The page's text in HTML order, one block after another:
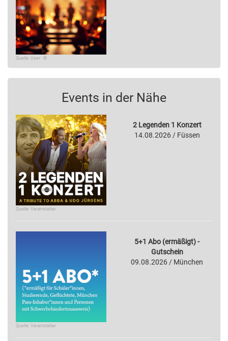
Quelle: User · ©
Events in der Nähe
Quelle: Veranstalter
2 Legenden 1 Konzert
14.08.2026 / Füssen
Quelle: Veranstalter
5+1 Abo (ermäßigt) -
Gutschein
09.08.2026 / München